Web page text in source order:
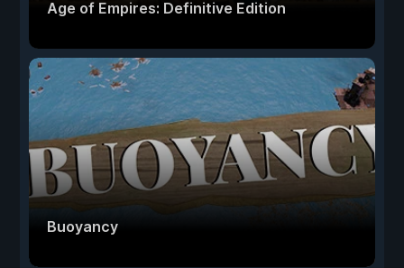
Age of Empires: Definitive Edition
Buoyancy